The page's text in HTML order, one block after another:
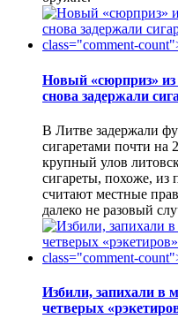
Новый «сюрприз»
снова задержали
В Литве задержали
сигаретами почти на
крупный улов
сигареты, похоже,
считают местные
далеко не разовый
Избили, запихали в
четверых